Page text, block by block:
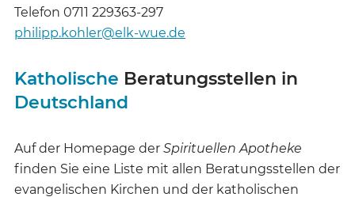
Telefon 0711 229363-297
philipp.kohler@elk-wue.de
Katholische Beratungsstellen in
Deutschland
Auf der Homepage der Spirituellen Apotheke
finden Sie eine Liste mit allen Beratungsstellen der
evangelischen Kirchen und der katholischen